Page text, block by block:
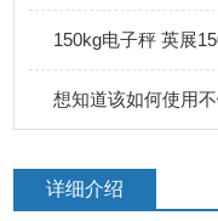
150kg电子秤 英展
想知道该如何使用
详细介绍